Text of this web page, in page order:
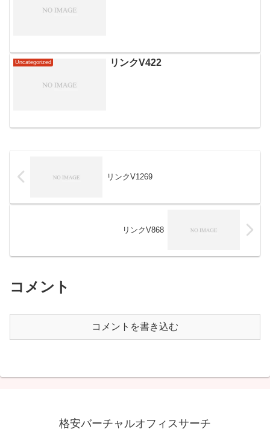
Uncategorized リンクV422
リンクV1269
リンクV868
コメント
コメントを書き込む
格安バーチャルオフィスサーチ